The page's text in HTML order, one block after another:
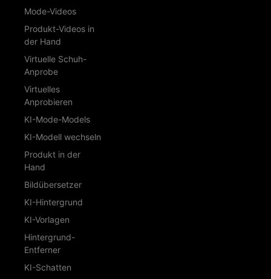
Mode-Videos
Produkt-Videos in
der Hand
Virtuelle Schuh-
Anprobe
Virtuelles
Anprobieren
KI-Mode-Models
KI-Modell wechseln
Produkt in der
Hand
Bildübersetzer
KI-Hintergrund
KI-Vorlagen
Hintergrund-
Entferner
KI-Schatten